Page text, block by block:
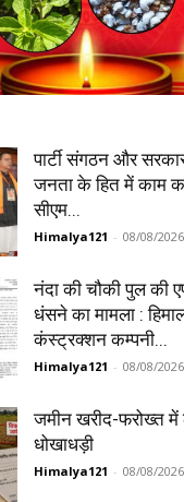
पार्टी संगठन और
जनता के हित में काम
सीएम...
Himalya121 - 08/08/2026
नंदा की चौकी पुल की
धंसने का मामला :
कंस्ट्रक्शन कम्पनी...
Himalya121 - 08/08/2026
जमीन खरीद-फरोख्त में
धोखाधड़ी
Himalya121 - 08/08/2026